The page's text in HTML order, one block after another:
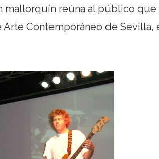
mallorquín reúna al público que
Contemporáneo de Sevilla,